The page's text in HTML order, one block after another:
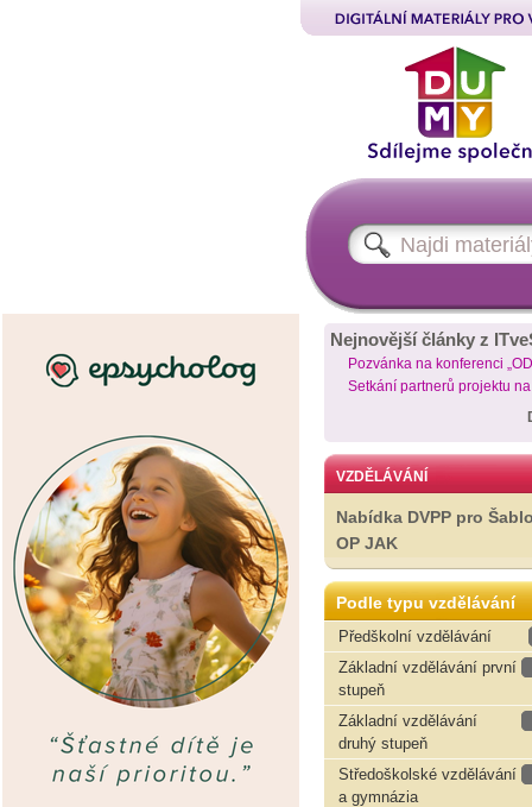
Nejnovější články z
Pozvánka na konferenci
Setkání partnerů projektu
VZDĚLÁVÁNÍ
Nabídka DVPP pro
OP JAK
Podle typu vzdělávání
Předškolní vzdělávání
Základní vzdělávání první
stupeň
Základní vzdělávání
druhý stupeň
Středoškolské vzdělávání
a gymnázia